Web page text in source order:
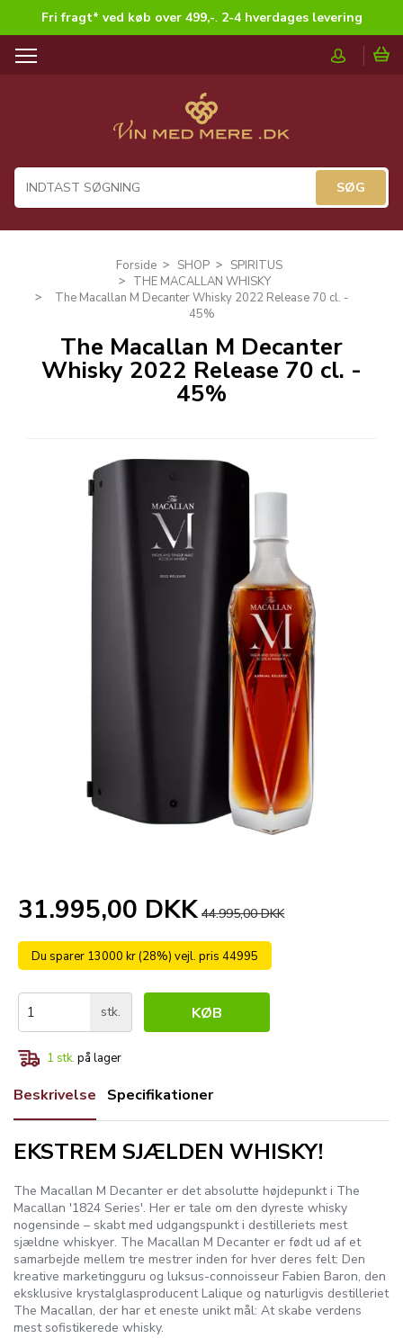
Fri fragt* ved køb over 499,-. 2-4 hverdages levering
T
a
i
Forside SHOP
SPIRITUS
THE MACALLAN WHISKY
The Macallan M Decanter Whisky 2022 Release 70 cl. -
45%
The Macallan M Decanter
Whisky 2022 Release 70 cl. -
45%
31.995,00 DKK 44.995,00 DKK
Du sparer 13000 kr (28%) vejl. pris 44995
stk. KØB
1 stk. på lager
Beskrivelse Specifikationer
EKSTREM SJÆLDEN WHISKY!
The Macallan M Decanter er det absolutte højdepunkt i The
Macallan '1824 Series'. Her er tale om den dyreste whisky
nogensinde – skabt med udgangspunkt i destilleriets mest
sjældne whiskyer. The Macallan M Decanter er født ud af et
samarbejde mellem tre mestrer inden for hver deres felt: Den
kreative marketingguru og luksus-connoisseur Fabien Baron, den
eksklusive krystalglasproducent Lalique og naturligvis destilleriet
The Macallan, der har et eneste unikt mål: At skabe verdens
mest sofistikerede whisky.